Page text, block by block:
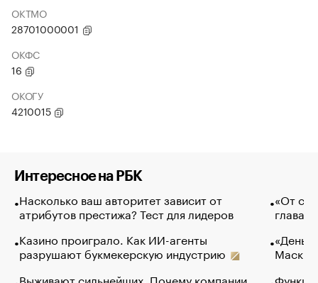
ОКТМО
28701000001
ОКФС
16
ОКОГУ
4210015
Интересное на РБК
Насколько ваш авторитет зависит от
атрибутов престижа? Тест для лидеров
Казино проиграло. Как ИИ-агенты
разрушают букмекерскую индустрию
Выживают сильнейших. Почему компании
«От
глава
Маск в